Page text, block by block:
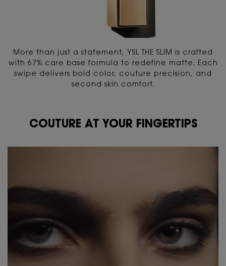
More than just a statement, YSL THE SLIM is crafted
with 67% care base formula to redefine matte. Each
swipe delivers bold color, couture precision, and
second skin comfort.
COUTURE AT YOUR FINGERTIPS